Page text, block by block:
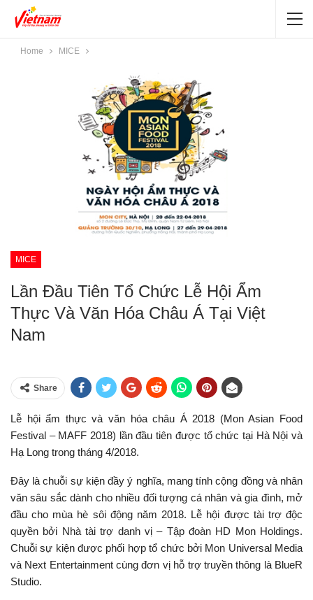
Home MICE
MICE
Lần Đầu Tiên Tổ Chức Lễ Hội Ẩm
Thực Và Văn Hóa Châu Á Tại Việt
Nam
Share
Lễ hội ẩm thực và văn hóa châu Á 2018 (Mon Asian Food
Festival – MAFF 2018) lần đầu tiên được tổ chức tại Hà Nội và
Hạ Long trong tháng 4/2018.
Đây là chuỗi sự kiện đầy ý nghĩa, mang tính cộng đồng và nhân
văn sâu sắc dành cho nhiều đối tượng cá nhân và gia đình, mở
đầu cho mùa hè sôi động năm 2018. Lễ hội được tài trợ độc
quyền bởi Nhà tài trợ danh vị – Tập đoàn HD Mon Holdings.
Chuỗi sự kiện được phối hợp tổ chức bởi Mon Universal Media
và Next Entertainment cùng đơn vị hỗ trợ truyền thông là BlueR
Studio.